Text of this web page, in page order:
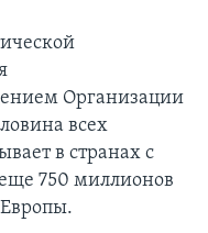
Организации
всех
в странах с
750 миллионов
Европы.